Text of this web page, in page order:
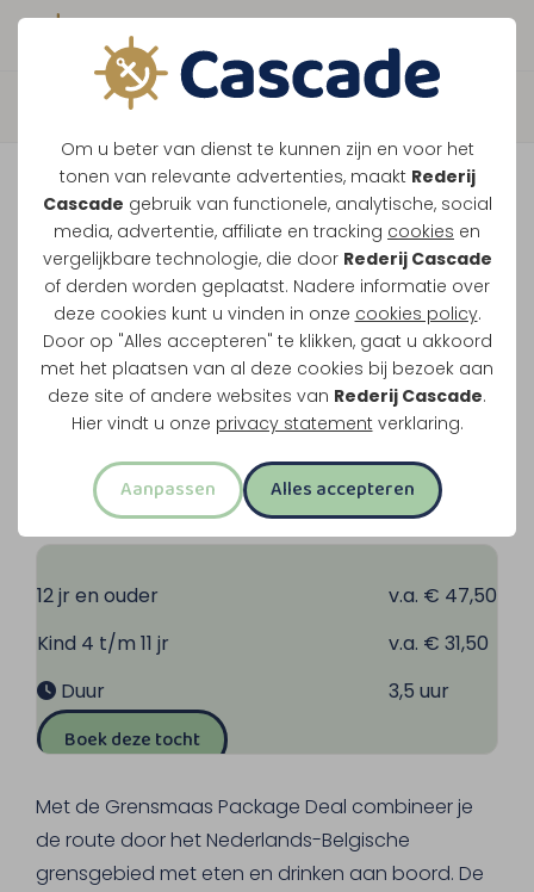
Om u beter van dienst te kunnen zijn en voor het
tonen van relevante advertenties, maakt Rederij
Cascade gebruik van functionele, analytische, social
media, advertentie, affiliate en tracking cookies en
vergelijkbare technologie, die door Rederij Cascade
of derden worden geplaatst. Nadere informatie over
deze cookies kunt u vinden in onze cookies policy.
Door op "Alles accepteren" te klikken, gaat u akkoord
met het plaatsen van al deze cookies bij bezoek aan
deze site of andere websites van Rederij Cascade.
Hier vindt u onze privacy statement verklaring.
Aanpassen Alles accepteren
Boek direct je vaart
Terug
Grensmaas Package Deal
Vaar door het grensgebied met lunch, Limburgse
vlaai of bittergarnituur en drankjes aan boord.
Onderweg zie je Koningsteen en De Spaanjerd.
Lunch en drankjes inbegrepen
Drieënhalf uur uur varen
Langs Koningsteen en De Spaanjerd
Pannenkoek voor kinderen
12 jr en ouder
v.a. € 47,50
Kind 4 t/m 11 jr
v.a. € 31,50
Duur
3,5 uur
Boek deze tocht
Met de Grensmaas Package Deal combineer je
de route door het Nederlands-Belgische
grensgebied met eten en drinken aan boord. De